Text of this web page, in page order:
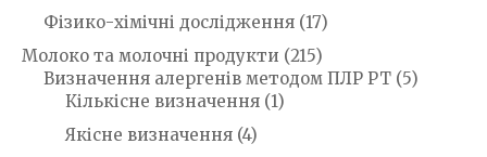
Фізико-хімічні дослідження (17)
Молоко та молочні продукти (215)
Визначення алергенів методом ПЛР РТ (5)
Кількісне визначення (1)
Якісне визначення (4)